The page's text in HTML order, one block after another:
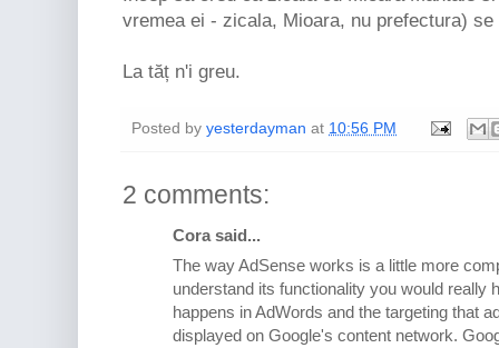
vremea ei - zicala, Mioara, nu prefectura) se
La tăț n'i greu.
Posted by yesterdayman at 10:56 PM
2 comments:
Cora said...
The way AdSense works is a little more
understand its functionality you would really
happens in AdWords and the targeting that
displayed on Google's content network.